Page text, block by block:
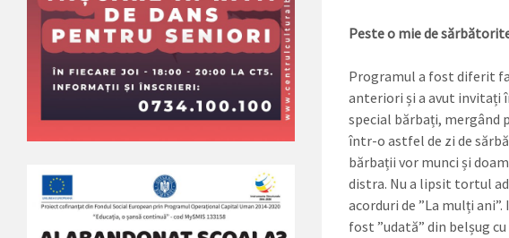
Peste o mie de
Programul a fost diferit
anteriori și a avut invitați
special bărbați, mergând
într-o astfel de zi de
bărbații vor munci și
distra. Nu a lipsit tortul
acorduri de ”La mulți ani”.
fost ”udată” din belșug